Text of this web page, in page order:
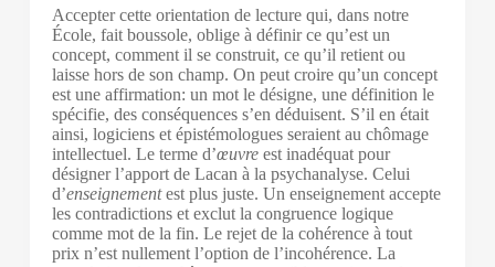
Accepter cette orientation de lecture qui, dans notre
École, fait boussole, oblige à définir ce qu’est un
concept, comment il se construit, ce qu’il retient ou
laisse hors de son champ. On peut croire qu’un concept
est une affirmation: un mot le désigne, une définition le
spécifie, des conséquences s’en déduisent. S’il en était
ainsi, logiciens et épistémologues seraient au chômage
intellectuel. Le terme d’œuvreest inadéquat pour
désigner l’apport de Lacan à la psychanalyse. Celui
d’enseignementest plus juste. Un enseignement accepte
les contradictions et exclut la congruence logique
comme mot de la fin. Le rejet de la cohérence à tout
prix n’est nullement l’option de l’incohérence. La